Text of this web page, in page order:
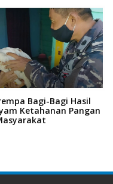
Bagi-Bagi Hasil
Ketahanan Pangan